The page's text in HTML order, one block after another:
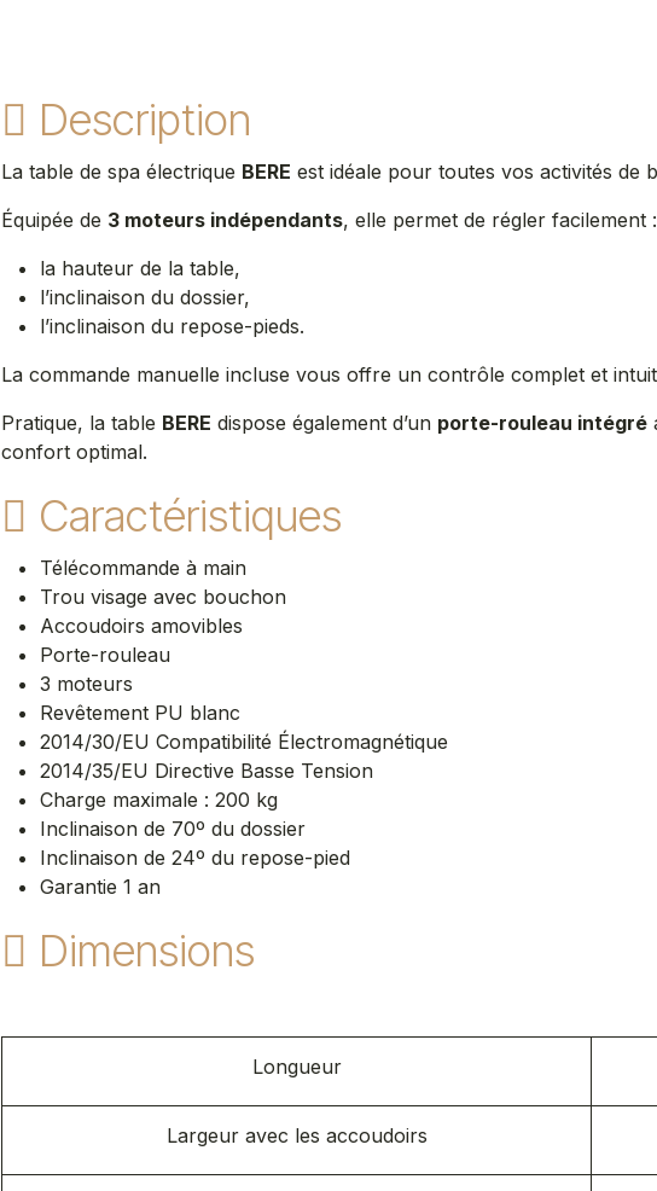
Description
La table de spa électrique BERE est idéale pour toutes vos activités de
Équipée de 3 moteurs indépendants, elle permet de régler facilement :
la hauteur de la table,
l’inclinaison du dossier,
l’inclinaison du repose-pieds.
La commande manuelle incluse vous offre un contrôle complet et
Pratique, la table BERE dispose également d’un porte-rouleau intégré
confort optimal.​
Caractéristiques
Télécommande à main
Trou visage avec bouchon
Accoudoirs amovibles
Porte-rouleau
3 moteurs
Revêtement PU blanc
2014/30/EU Compatibilité Électromagnétique
2014/35/EU Directive Basse Tension
Charge maximale : 200 kg
Inclinaison de 70º du dossier
Inclinaison de 24º du repose-pied
Garantie 1 an
Dimensions
Longueur
Largeur avec les accoudoirs